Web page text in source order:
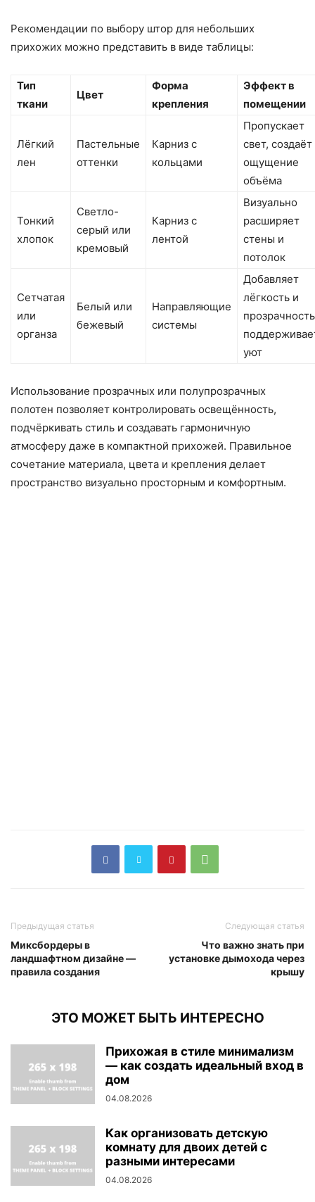
Рекомендации по выбору штор для небольших
прихожих можно представить в виде таблицы:
Тип
ткани
Цвет
Форма
крепления
Эффект в
помещении
Лёгкий
лен
Пастельные
оттенки
Карниз с
кольцами
Пропускает
свет, создаёт
ощущение
объёма
Тонкий
хлопок
Светло-
серый или
кремовый
Карниз с
лентой
Визуально
расширяет
стены и
потолок
Сетчатая
или
органза
Белый или
бежевый
Направляющие
системы
Добавляет
лёгкость и
уют
Использование прозрачных или полупрозрачных
полотен позволяет контролировать освещённость,
подчёркивать стиль и создавать гармоничную
атмосферу даже в компактной прихожей. Правильное
сочетание материала, цвета и крепления делает
пространство визуально просторным и комфортным.
Предыдущая статья
Миксбордеры в
ландшафтном дизайне —
правила создания
Следующая статья
Что важно знать при
установке дымохода через
крышу
ЭТО МОЖЕТ БЫТЬ ИНТЕРЕСНО
Прихожая в стиле минимализм
— как создать идеальный вход в
дом
04.08.2026
Как организовать детскую
комнату для двоих детей с
разными интересами
04.08.2026